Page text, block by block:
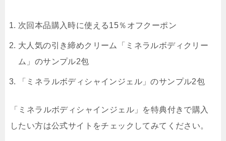
次回本品購入時に使える15％オフクーポン
大人気の引き締めクリーム「ミネラルボディクリー
ム」のサンプル2包
「ミネラルボディシャインジェル」のサンプル2包
「ミネラルボディシャインジェル」を特典付きで購入
したい方は公式サイトをチェックしてみてください。